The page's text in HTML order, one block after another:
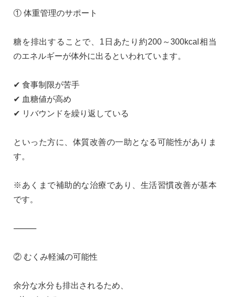
① 体重管理のサポート
糖を排出することで、1日あたり約200～300kcal相当
のエネルギーが体外に出るといわれています。
✔ 食事制限が苦手
✔ 血糖値が高め
✔ リバウンドを繰り返している
といった方に、体質改善の一助となる可能性がありま
す。
※あくまで補助的な治療であり、生活習慣改善が基本
です。
⸻
② むくみ軽減の可能性
余分な水分も排出されるため、